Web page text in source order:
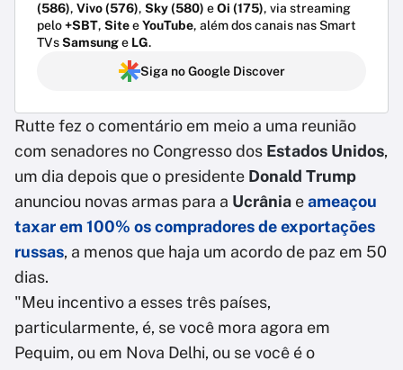
(586), Vivo (576), Sky (580) eOi (175), via streaming
pelo+SBT, SiteeYouTube, além dos canais nas Smart
TVsSamsunge LG.
Siga no Google Discover
Rutte fez o comentário em meio a uma reunião
com senadores no Congresso dos Estados Unidos,
um dia depois que o presidente Donald Trump
anunciou novas armas para a Ucrânia eameaçou
taxar em 100% os compradores de exportações
russas, a menos que haja um acordo de paz em 50
dias.
"Meu incentivo a esses três países,
particularmente, é, se você mora agora em
Pequim, ou em Nova Delhi, ou se você é o